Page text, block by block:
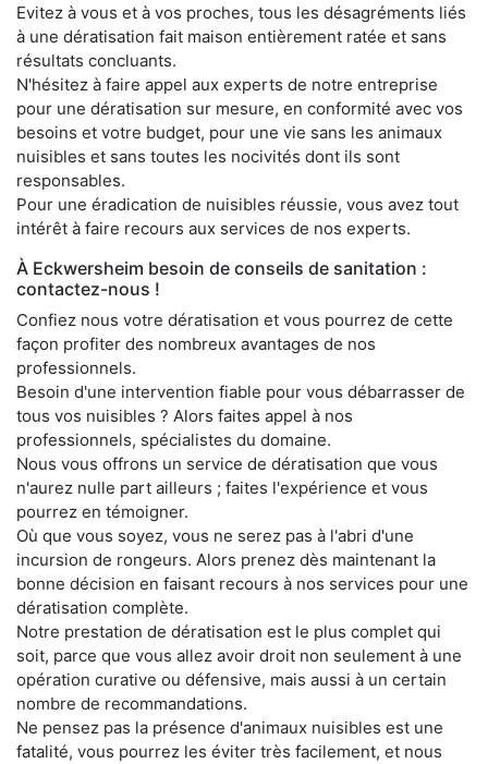
Evitez à vous et à vos proches, tous les désagréments liés
à une dératisation fait maison entièrement ratée et sans
résultats concluants.
N'hésitez à faire appel aux experts de notre entreprise
pour une dératisation sur mesure, en conformité avec vos
besoins et votre budget, pour une vie sans les animaux
nuisibles et sans toutes les nocivités dont ils sont
responsables.
Pour une éradication de nuisibles réussie, vous avez tout
intérêt à faire recours aux services de nos experts.
À Eckwersheim besoin de conseils de sanitation :
contactez-nous !
Confiez nous votre dératisation et vous pourrez de cette
façon profiter des nombreux avantages de nos
professionnels.
Besoin d'une intervention fiable pour vous débarrasser de
tous vos nuisibles ? Alors faites appel à nos
professionnels, spécialistes du domaine.
Nous vous offrons un service de dératisation que vous
n'aurez nulle part ailleurs ; faites l'expérience et vous
pourrez en témoigner.
Où que vous soyez, vous ne serez pas à l'abri d'une
incursion de rongeurs. Alors prenez dès maintenant la
bonne décision en faisant recours à nos services pour une
dératisation complète.
Notre prestation de dératisation est le plus complet qui
soit, parce que vous allez avoir droit non seulement à une
opération curative ou défensive, mais aussi à un certain
nombre de recommandations.
Ne pensez pas la présence d'animaux nuisibles est une
fatalité, vous pourrez les éviter très facilement, et nous